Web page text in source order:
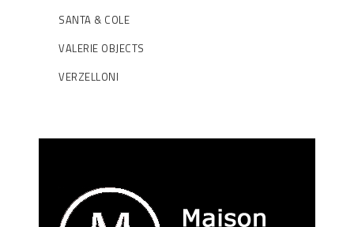
SANTA & COLE
VALERIE OBJECTS
VERZELLONI